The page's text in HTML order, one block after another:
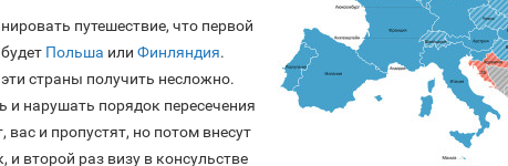
путешествие, что первой
Польша или Финляндия.
страны получить несложно.
и нарушать порядок пересечения
и пропустят, но потом внесут
и второй раз визу в консульстве